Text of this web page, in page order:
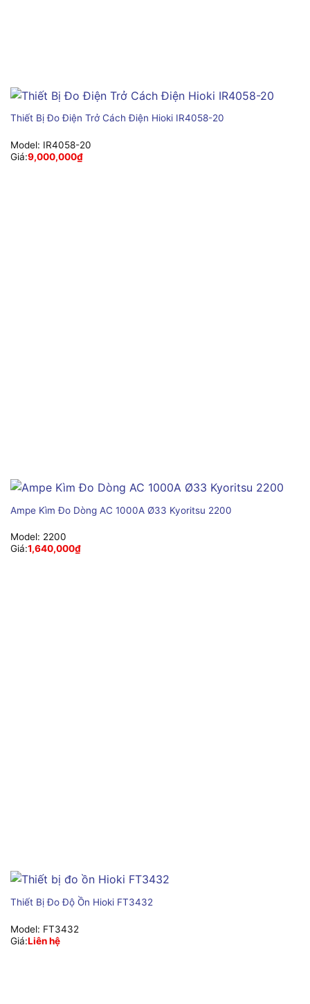
Thiết Bị Đo Điện Trở Cách Điện Hioki IR4058-20
Model: IR4058-20
Giá:9,000,000₫
Ampe Kìm Đo Dòng AC 1000A Ø33 Kyoritsu 2200
Model: 2200
Giá:1,640,000₫
Thiết Bị Đo Độ Ồn Hioki FT3432
Model: FT3432
Giá:Liên hệ